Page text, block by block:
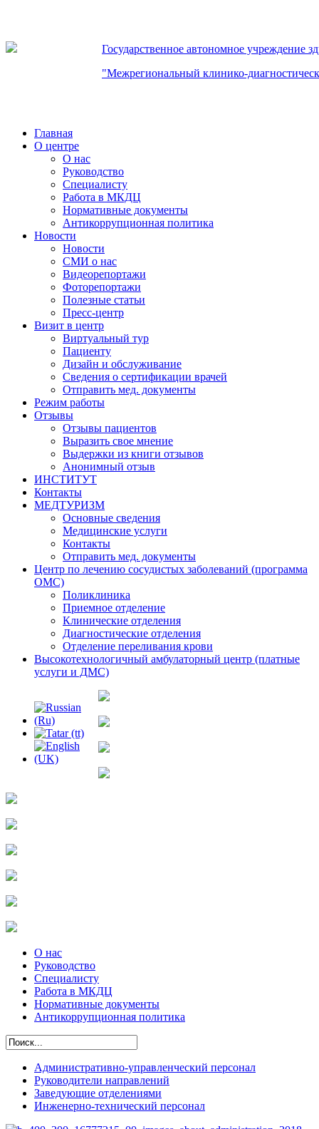
Государственное автономное учреждение
"Межрегиональный клинико-
Главная
О центре
О нас
Руководство
Специалисту
Работа в МКДЦ
Нормативные документы
Антикоррупционная политика
Новости
Новости
СМИ о нас
Видеорепортажи
Фоторепортажи
Полезные статьи
Пресс-центр
Визит в центр
Виртуальный тур
Пациенту
Дизайн и обслуживание
Сведения о сертификации врачей
Отправить мед. документы
Режим работы
Отзывы
Отзывы пациентов
Выразить свое мнение
Выдержки из книги отзывов
Анонимный отзыв
ИНСТИТУТ
Контакты
МЕДТУРИЗМ
Основные сведения
Медицинские услуги
Контакты
Отправить мед. документы
Центр по лечению сосудистых заболеваний (программа
ОМС)
Поликлиника
Приемное отделение
Клинические отделения
Диагностические отделения
Отделение переливания крови
Высокотехнологичный амбулаторный центр (платные
услуги и ДМС)
О нас
Руководство
Специалисту
Работа в МКДЦ
Нормативные документы
Антикоррупционная политика
Административно-управленческий персонал
Руководители направлений
Заведующие отделениями
Инженерно-технический персонал